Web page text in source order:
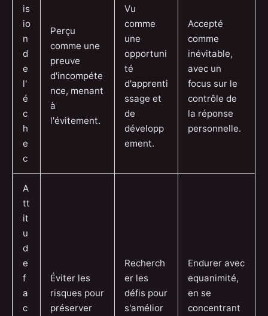
is
io
n
d
e
l'
é
c
h
e
c
Perçu
comme une
preuve
d'incompéte
nce, menant
à
l'évitement.
Vu
comme
une
opportuni
té
d'apprenti
ssage et
de
développ
ement.
Accepté
comme
inévitable,
avec un
focus sur le
contrôle de
la réponse
personnelle.
A
tt
it
u
d
e
f
a
c
Éviter les
risques pour
préserver
Recherch
er les
défis pour
s'amélior
Endurer avec
equanimité,
en se
concentrant